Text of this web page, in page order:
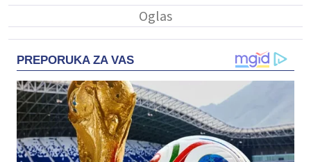
PREPORUKA ZA VAS